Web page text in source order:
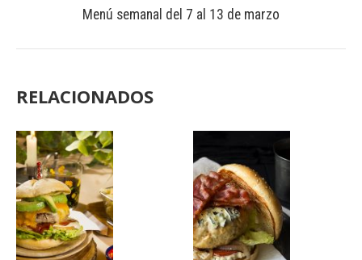
Menú semanal del 7 al 13 de marzo
RELACIONADOS